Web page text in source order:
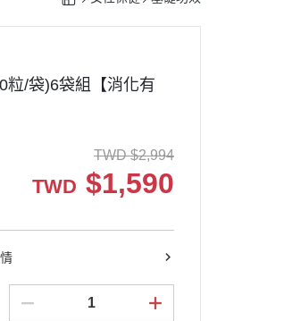
粒/袋)6袋組【消化有
TWD $2,994
TWD $1,590